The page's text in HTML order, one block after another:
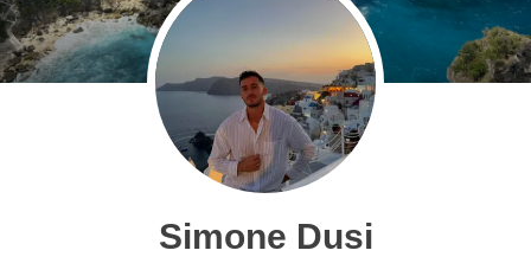
Simone Dusi